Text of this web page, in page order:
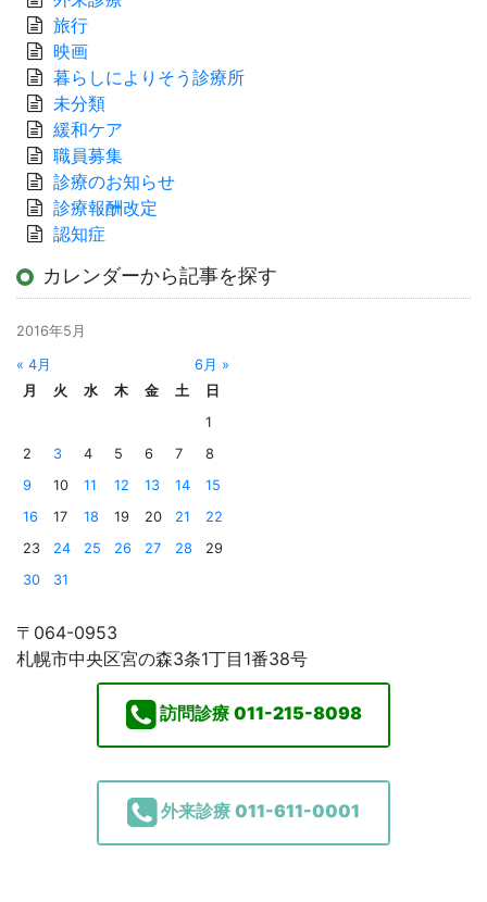
旅行
映画
暮らしによりそう診療所
未分類
緩和ケア
職員募集
診療のお知らせ
診療報酬改定
認知症
カレンダーから記事を探す
2016年5月
« 4月
6月 »
月
火 水 木 金 土
日
1
2
3 4 5 6 7
8
9
10 11 12 13 14
15
16
17 18 19 20 21
22
23
24 25 26 27 28
29
30
31
〒064-0953
札幌市中央区宮の森3条1丁目1番38号
訪問診療 011-215-8098
外来診療 011-611-0001